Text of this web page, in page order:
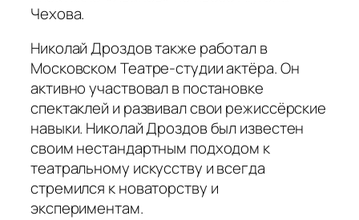
Чехова.
Николай Дроздов также работал в
Московском Театре-студии актёра. Он
активно участвовал в постановке
спектаклей и развивал свои режиссёрские
навыки. Николай Дроздов был известен
своим нестандартным подходом к
театральному искусству и всегда
стремился к новаторству и
экспериментам.